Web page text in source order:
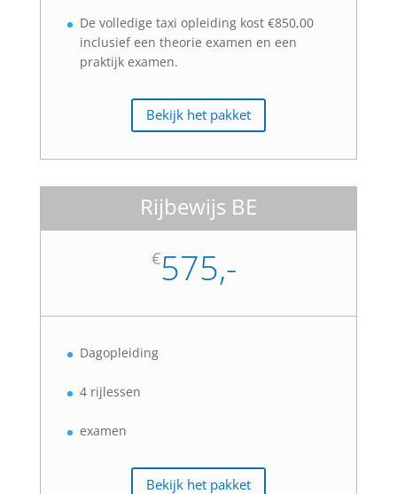
De volledige taxi opleiding kost €850,00
inclusief een theorie examen en een
praktijk examen.
Bekijk het pakket
Rijbewijs BE
€575,-
Dagopleiding
4 rijlessen
examen
Bekijk het pakket